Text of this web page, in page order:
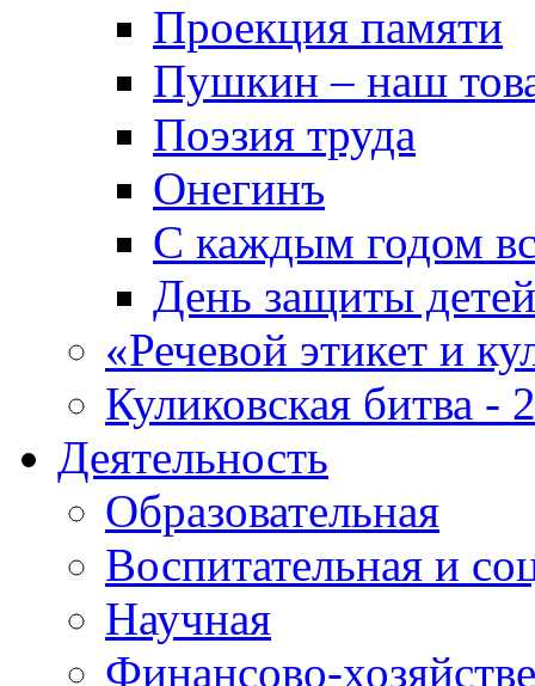
Проекция памяти
Пушкин – наш
Поэзия труда
Онегинъ
С каждым годом
День защиты детей
«Речевой этикет и
Куликовская битва -
Деятельность
Образовательная
Воспитательная и
Научная
Финансово-